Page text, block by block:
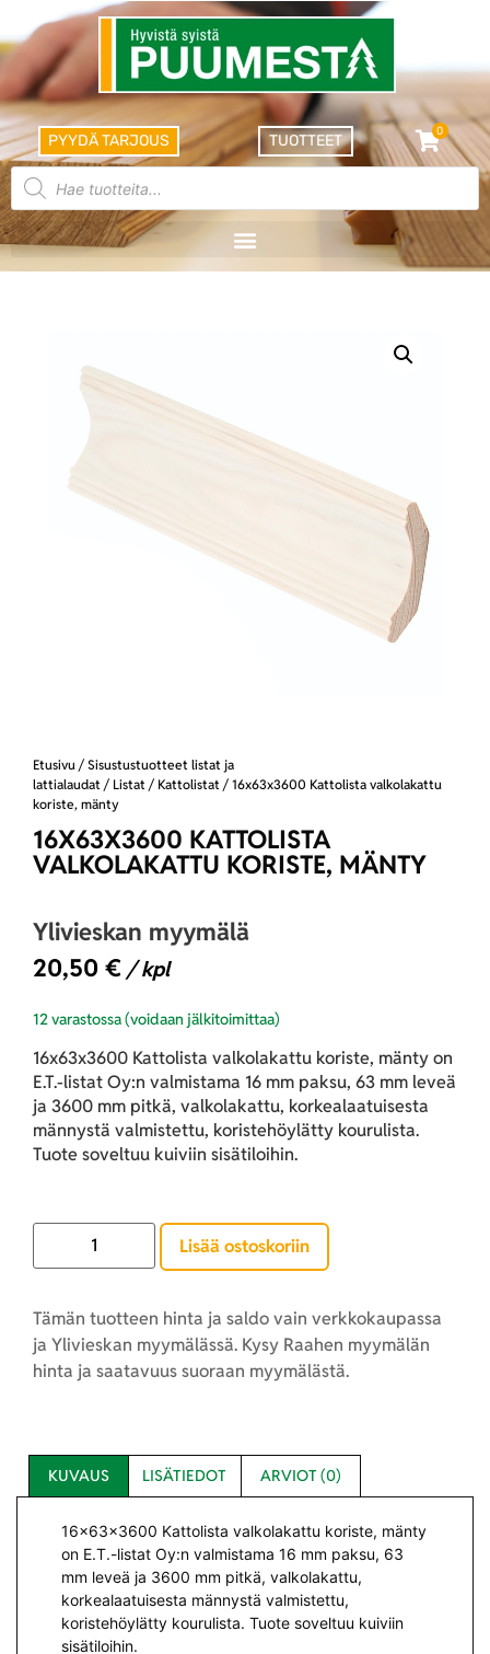
PYYDÄ TARJOUS TUOTTEET
0
Etusivu / Sisustustuotteet listat ja
lattialaudat / Listat / Kattolistat / 16x63x3600 Kattolista valkolakattu
koriste, mänty
16X63X3600 KATTOLISTA
VALKOLAKATTU KORISTE, MÄNTY
Ylivieskan myymälä
20,50 € / kpl
12 varastossa (voidaan jälkitoimittaa)
16x63x3600 Kattolista valkolakattu koriste, mänty on
E.T.-listat Oy:n valmistama 16 mm paksu, 63 mm leveä
ja 3600 mm pitkä, valkolakattu, korkealaatuisesta
männystä valmistettu, koristehöylätty kourulista.
Tuote soveltuu kuiviin sisätiloihin.
Lisää ostoskoriin
Tämän tuotteen hinta ja saldo vain verkkokaupassa
ja Ylivieskan myymälässä. Kysy Raahen myymälän
hinta ja saatavuus suoraan myymälästä.
KUVAUS LISÄTIEDOT ARVIOT (0)
16x63x3600 Kattolista valkolakattu koriste, mänty
on E.T.-listat Oy:n valmistama 16 mm paksu, 63
mm leveä ja 3600 mm pitkä, valkolakattu,
korkealaatuisesta männystä valmistettu,
koristehöylätty kourulista. Tuote soveltuu kuiviin
sisätiloihin.